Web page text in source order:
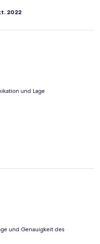
2022
und Lage
und Genauigkeit des